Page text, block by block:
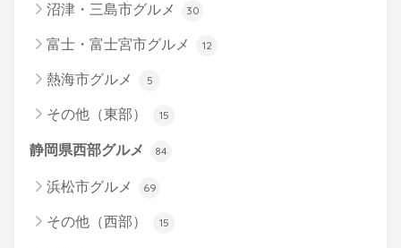
沼津・三島市グルメ 30
富士・富士宮市グルメ 12
熱海市グルメ 5
その他（東部） 15
静岡県西部グルメ 84
浜松市グルメ 69
その他（西部） 15